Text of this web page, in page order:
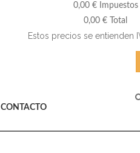
0,00 €
Impuestos
0,00 €
Total
Estos precios se entienden
CONTACTO